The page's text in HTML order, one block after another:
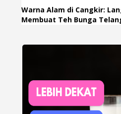
Warna Alam di Cangkir:
Membuat Teh Bunga